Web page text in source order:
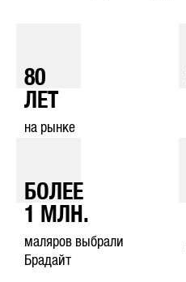
80
ЛЕТ
на рынке
БОЛЕЕ
1
МЛН.
маляров выбрали
Брадайт